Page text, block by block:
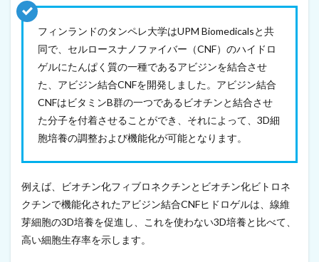
設
備
を
拡
し
用
開
発
を
速
2
0
2
1
年
フィンランドのタンペレ大学はUPM Biomedicalsと共
同で、セルロースナノファイバー（CNF）のハイドロ
ゲルにたんぱく質の一種であるアビジンを結合させ
た、アビジン結合CNFを開発しました。アビジン結合
CNFはビタミンB群の一つであるビオチンと結合させ
た分子を付着させることができ、それによって、3D細
胞培養の調整および機能化が可能となります。
例えば、ビオチン化フィブロネクチンとビオチン化ビトロネ
クチンで機能化されたアビジン結合CNFヒドロゲルは、線維
芽細胞の3D培養を促進し、これを使わない3D培養と比べて、
高い細胞生存率を示します。